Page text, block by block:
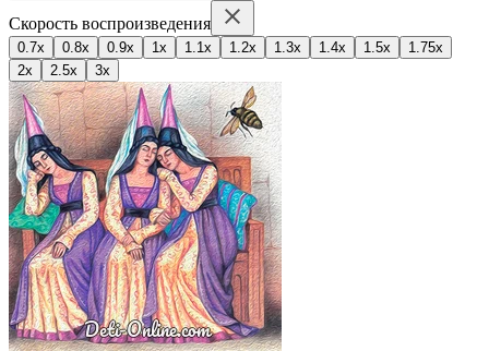
Скорость воспроизведения
0.7x 0.8x 0.9x 1x 1.1x 1.2x 1.3x 1.4x 1.5x
1.75x
2x
2.5x 3x